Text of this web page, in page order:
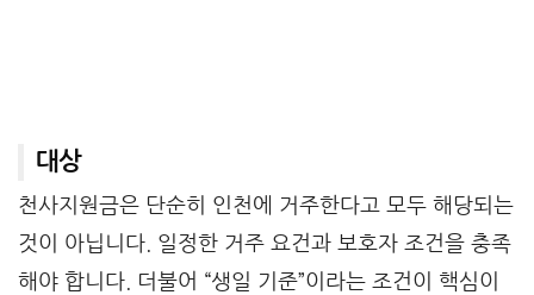
대상
천사지원금은 단순히 인천에 거주한다고 모두 해당되는
것이 아닙니다. 일정한 거주 요건과 보호자 조건을 충족
해야 합니다. 더불어 “생일 기준”이라는 조건이 핵심이